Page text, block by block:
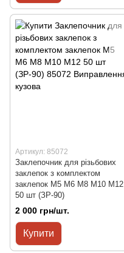
Артикул: 85072
Заклепочник для різьбових
заклепок з комплектом
заклепок M5 M6 M8 M10 M12
50 шт (ЗР-90)
2 000 грн/шт.
Купити